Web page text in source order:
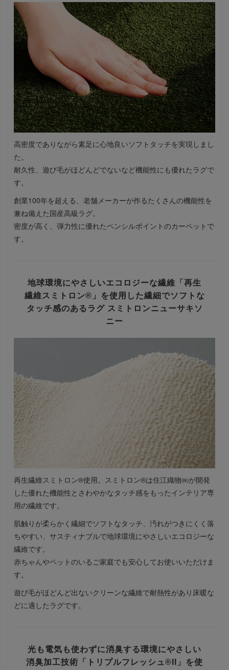
高密度でありながら素足に心地良いソフトタッチを実現しまし
た。
耐久性、遊び毛がほどんどでないなど機能性にも優れたラグで
す。
創業100年を超える、老舗メーカーが作るたくさんの機能性を
兼ね備えた国産高級ラグ。
密度が高く、弾力性に優れたペンシルポイントのカーペットで
す。
地球環境にやさしいエコロジーな繊維 「再生
繊維スミトロン®」を使用した繊細でソフトな
タッチ感のあるラグ スミトロンニューサキソ
ニー
再生繊維スミトロン®使用。スミトロン®は住江織物㈱が開発
した優れた機能性とさわやかなタッチ感をもったインテリア専
用の繊維です。
肌触りが柔らかく繊細でソフトなタッチ、汚れがつきにくく落
ちやすい、サスティナブルで地球環境にやさしいエコロジーな
繊維です。
赤ちゃんやペットのいるご家庭でも安心してお使いいただけま
す。
遊び毛がほどんど出ないクリーンな繊維で耐熱性があり床暖な
どに適したラグです。
光も電気も使わずに消臭する環境にやさしい
消臭加工技術 「トリプルフレッシュ®II」を使